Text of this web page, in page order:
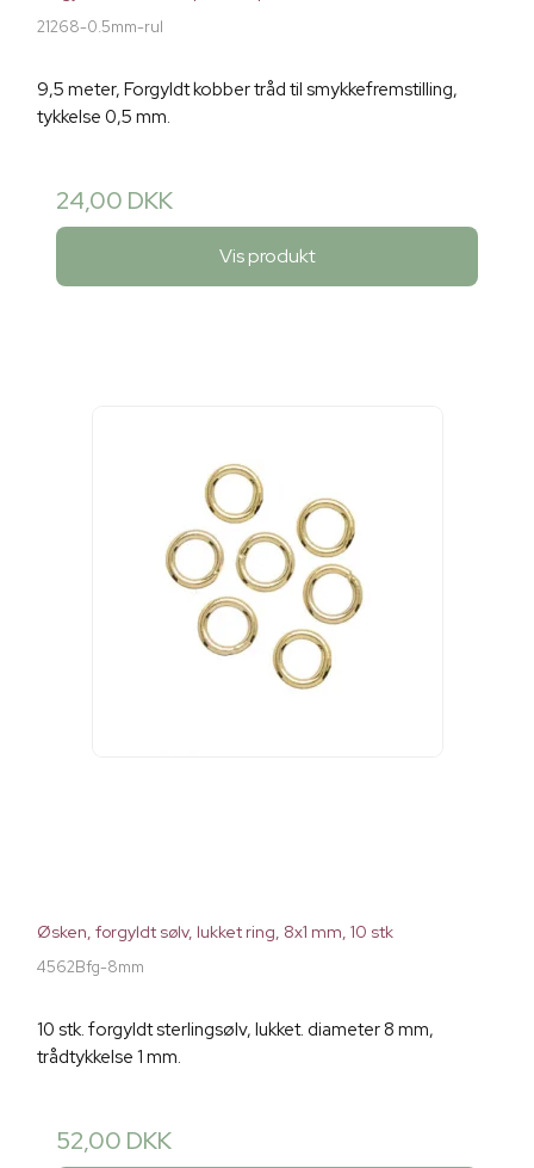
21268-0.5mm-rul
9,5 meter, Forgyldt kobber tråd til smykkefremstilling,
tykkelse 0,5 mm.
24,00 DKK
Vis produkt
Øsken, forgyldt sølv, lukket ring, 8x1 mm, 10 stk
4562Bfg-8mm
10 stk. forgyldt sterlingsølv, lukket. diameter 8 mm,
trådtykkelse 1 mm.
52,00 DKK